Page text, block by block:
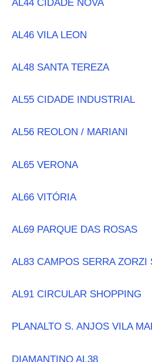
AL44 CIDADE NOVA
AL46 VILA LEON
AL48 SANTA TEREZA
AL55 CIDADE INDUSTRIAL
AL56 REOLON / MARIANI
AL65 VERONA
AL66 VITÓRIA
AL69 PARQUE DAS ROSAS
AL83 CAMPOS SERRA ZORZI
AL91 CIRCULAR SHOPPING
PLANALTO S. ANJOS VILA
DIAMANTINO AL38